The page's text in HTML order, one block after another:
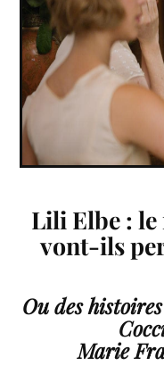
Lili Elbe : le
vont-ils
Ou des
Marie